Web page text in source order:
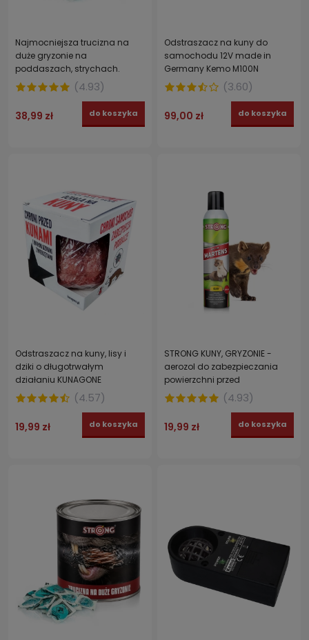
Najmocniejsza trucizna na
duże gryzonie na
poddaszach, strychach.
STRONG pasta brodifakum 2 x
150 g
(4.93)
38,99 zł do koszyka
Odstraszacz na kuny do
samochodu 12V made in
Germany Kemo M100N
(3.60)
99,00 zł do koszyka
Odstraszacz na kuny, lisy i
dziki o długotrwałym
działaniu KUNAGONE
(4.57)
19,99 zł do koszyka
STRONG KUNY, GRYZONIE -
aerozol do zabezpieczania
powierzchni przed
zabrudzeniami NOT FOR
MARTENS 300 ml
(4.93)
19,99 zł do koszyka